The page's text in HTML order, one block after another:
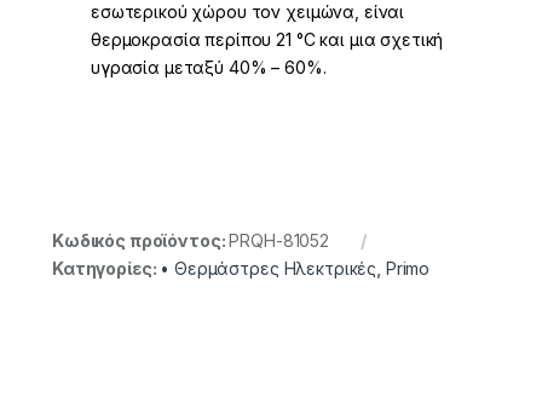
εσωτερικού χώρου τον χειμώνα, είναι
θερμοκρασία περίπου 21 °C και μια σχετική
υγρασία μεταξύ 40% – 60%.
Κωδικός προϊόντος:PRQH-81052
Κατηγορίες: • Θερμάστρες Ηλεκτρικές Primo